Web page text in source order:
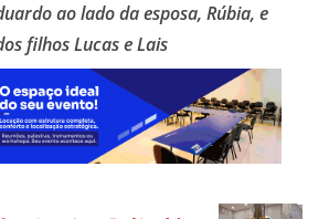
ao lado da esposa, Rúbia, e
filhos Lucas e Lais